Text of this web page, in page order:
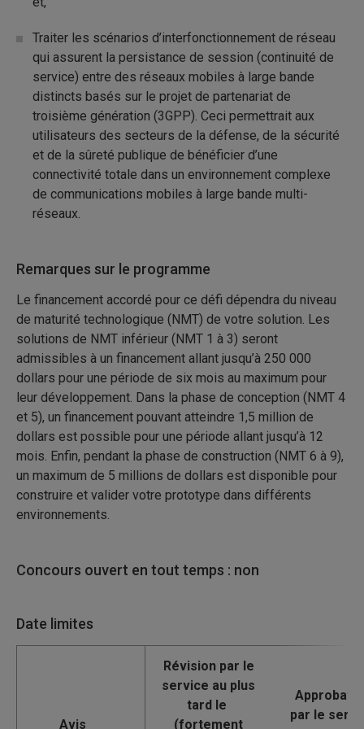
Traiter les scénarios d’interfonctionnement de réseau
qui assurent la persistance de session (continuité de
service) entre des réseaux mobiles à large bande
distincts basés sur le projet de partenariat de
troisième génération (3GPP). Ceci permettrait aux
utilisateurs des secteurs de la défense, de la sécurité
et de la sûreté publique de bénéficier d’une
connectivité totale dans un environnement complexe
de communications mobiles à large bande multi-
réseaux.
Remarques sur le programme
Le financement accordé pour ce défi dépendra du niveau
de maturité technologique (NMT) de votre solution. Les
solutions de NMT inférieur (NMT 1 à 3) seront
admissibles à un financement allant jusqu’à 250 000
dollars pour une période de six mois au maximum pour
leur développement. Dans la phase de conception (NMT 4
et 5), un financement pouvant atteindre 1,5 million de
dollars est possible pour une période allant jusqu’à 12
mois. Enfin, pendant la phase de construction (NMT 6 à 9),
un maximum de 5 millions de dollars est disponible pour
construire et valider votre prototype dans différents
environnements.
Concours ouvert en tout temps : non
Date limites
Avis